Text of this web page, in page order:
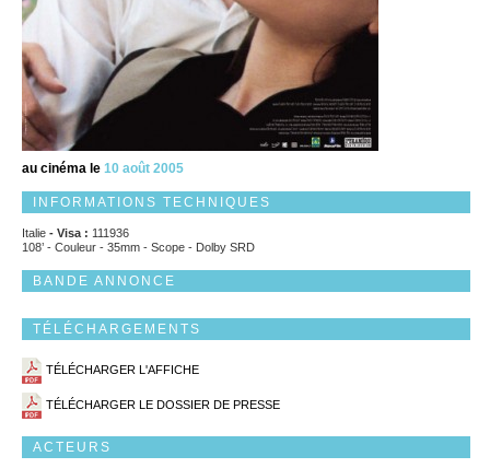
au cinéma le 10 août 2005
INFORMATIONS TECHNIQUES
Italie - Visa : 111936
108’ - Couleur - 35mm - Scope - Dolby SRD
BANDE ANNONCE
TÉLÉCHARGEMENTS
TÉLÉCHARGER L'AFFICHE
TÉLÉCHARGER LE DOSSIER DE PRESSE
ACTEURS